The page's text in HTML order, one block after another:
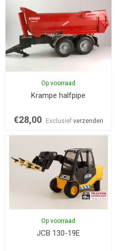
Op voorraad
Krampe halfpipe
€28,00 Exclusief verzenden
Op voorraad
JCB 130-19E